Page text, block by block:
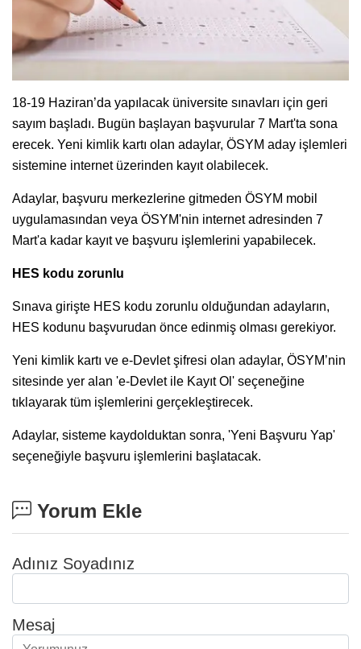
18-19 Haziran’da yapılacak üniversite sınavları için geri
sayım başladı. Bugün başlayan başvurular 7 Mart'ta sona
erecek. Yeni kimlik kartı olan adaylar, ÖSYM aday işlemleri
sistemine internet üzerinden kayıt olabilecek.
Adaylar, başvuru merkezlerine gitmeden ÖSYM mobil
uygulamasından veya ÖSYM'nin internet adresinden 7
Mart'a kadar kayıt ve başvuru işlemlerini yapabilecek.
HES kodu zorunlu
Sınava girişte HES kodu zorunlu olduğundan adayların,
HES kodunu başvurudan önce edinmiş olması gerekiyor.
Yeni kimlik kartı ve e-Devlet şifresi olan adaylar, ÖSYM’nin
sitesinde yer alan 'e-Devlet ile Kayıt Ol' seçeneğine
tıklayarak tüm işlemlerini gerçekleştirecek.
Adaylar, sisteme kaydolduktan sonra, 'Yeni Başvuru Yap'
seçeneğiyle başvuru işlemlerini başlatacak.
Yorum Ekle
Adınız Soyadınız
Mesaj